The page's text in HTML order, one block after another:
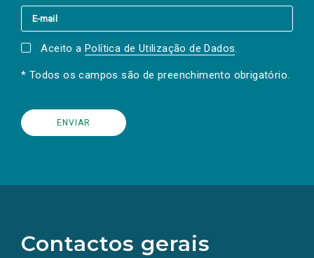
Aceito a Política de Utilização de Dados.
* Todos os campos são de preenchimento obrigatório.
Contactos gerais
redes
sociais